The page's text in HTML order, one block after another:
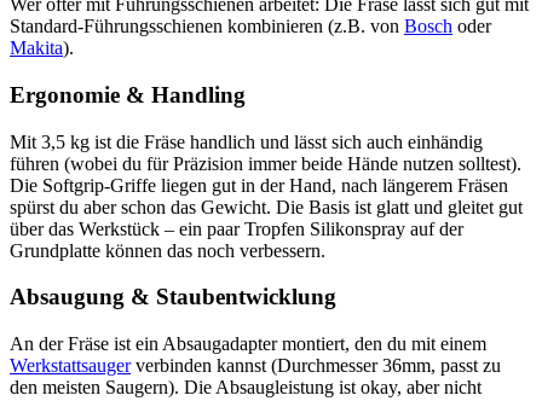
Wer öfter mit Führungsschienen arbeitet: Die Fräse lässt sich gut mit
Standard-Führungsschienen kombinieren (z.B. von Bosch oder
Makita).
Ergonomie & Handling
Mit 3,5 kg ist die Fräse handlich und lässt sich auch einhändig
führen (wobei du für Präzision immer beide Hände nutzen solltest).
Die Softgrip-Griffe liegen gut in der Hand, nach längerem Fräsen
spürst du aber schon das Gewicht. Die Basis ist glatt und gleitet gut
über das Werkstück – ein paar Tropfen Silikonspray auf der
Grundplatte können das noch verbessern.
Absaugung & Staubentwicklung
An der Fräse ist ein Absaugadapter montiert, den du mit einem
Werkstattsaugerverbinden kannst (Durchmesser 36mm, passt zu
den meisten Saugern). Die Absaugleistung ist okay, aber nicht